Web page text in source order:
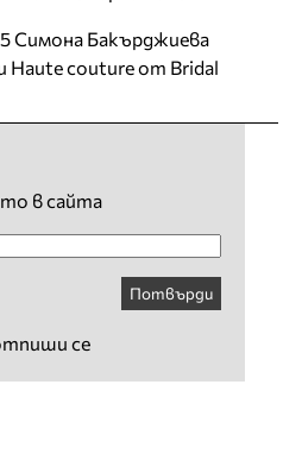
Симона Бакърджиева
Haute couture от Bridal
в сайта
Потвърди
се